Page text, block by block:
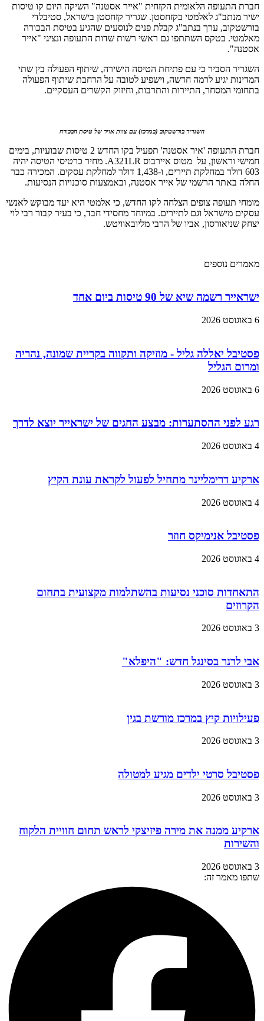
חברת התעופה הלאומית הקזחית "אייר אסטנה" השיקה היום קו טיסות
ישיר מנתב"ג לאלמטי בקזחסטן. שגריר קזחסטן בישראל, סטיבלדי
בורשטקוב, ערך בנתב"ג קבלת פנים לנוסעים שהגיע בטיסת הבכורה
מאלמטי. בטקס השתתפו גם ראשי רשות שדות התעופה ונציגי "אייר
אסטנה".
השגריר הסביר כי עם פתיחת הטיסה הישירה, שיתוף הפעולה בין שתי
המדינות יגיע לרמה חדשה, וישפיע לטובה על הרחבת שיתוף הפעולה
בתחומי המסחר, התיירות והתרבות, וחיזוק הקשרים העסקיים.
השגריר בורשטקוב (במרכז) עם צוות אויר של טיסת הבכורה
חברת התעופה 'איר אסטנה' תפעיל בקו החדש 2 טיסות שבועיות, בימים
חמישי וראשון, על מטוס איירבוס A321LR. מחיר כרטיסי הטיסה יהיה
603 דולר במחלקת תיירים, ו-1,438 דולר למחלקת עסקים. המכירה כבר
החלה באתר הרשמי של אייר אסטנה, ובאמצעות סוכנויות הנסיעות.
מומחי תעופה צופים הצלחה לקו החדש, כי אלמטי היא יעד מבוקש לאנשי
עסקים מישראל וגם לתיירים. במיוחד מחסידי חבד, כי בעיר קבור רבי לוי
יצחק שניאורסון, אביו של הרבי מליובאוויטש.
מאמרים נוספים
ישראייר רשמה שיא של 90 טיסות ביום אחד
6 באוגוסט 2026
פסטיבל יאללה גליל - מוזיקה ותקווה בקריית שמונה, נהריה
ומרום הגליל
6 באוגוסט 2026
רגע לפני ההסתערות: מבצע החגים של ישראייר יוצא לדרך
4 באוגוסט 2026
ארקיע דרימליינר מתחיל לפעול לקראת עונת הקיץ
4 באוגוסט 2026
פסטיבל אנימיקס חוזר
4 באוגוסט 2026
התאחדות סוכני נסיעות בהשתלמות מקצועית בתחום
הקרוזים
3 באוגוסט 2026
אבי לרנר בסינגל חדש: "היפלא"
3 באוגוסט 2026
פעילויות קיץ במרכז מורשת בגין
3 באוגוסט 2026
פסטיבל סרטי ילדים מגיע למטולה
3 באוגוסט 2026
ארקיע ממנה את מירה פיזיצקי לראש תחום חוויית הלקוח
והשירות
3 באוגוסט 2026
שתפו מאמר זה: